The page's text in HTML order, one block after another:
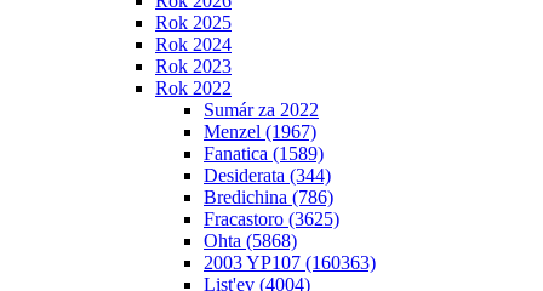
Rok 2025
Rok 2024
Rok 2023
Rok 2022
Sumár za 2022
Menzel (1967)
Fanatica (1589)
Desiderata (344)
Bredichina (786)
Fracastoro (3625)
Ohta (5868)
2003 YP107 (160363)
List'ev (4004)